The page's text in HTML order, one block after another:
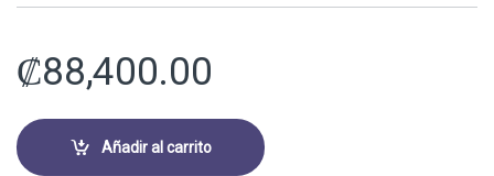
₡88,400.00
Añadir al carrito